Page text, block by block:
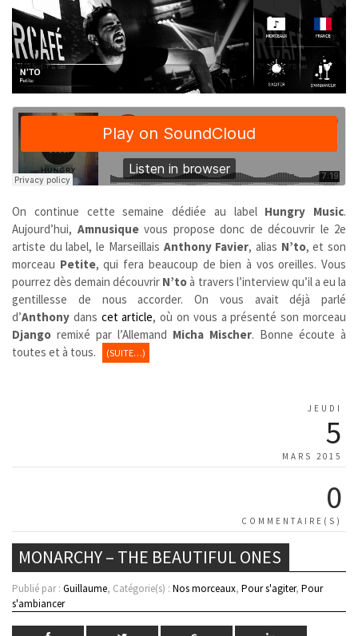
On continue cette semaine dédiée au label Hungry Music.
Aujourd’hui, Amnusiquevous propose donc de découvrir le 2e
artiste du label, le Marseillais Anthony Favier, alias N’to, et son
morceau Petite, qui fera beaucoup de bien à vos oreilles. Vous
pourrez dès demain découvrir N’toà travers l’interview qu’il a eu la
gentillesse de nous accorder. On vous avait déjà parlé
d’Anthony dans cet article, où on vous a présenté son morceau
Django remixé par l’Allemand Micha Mischer. Bonne écoute à
toutes et à tous.
(SUITE…)
JEUDI
5
MARS 2015
0
COMMENTAIRE(S)
MONARCHY – THE BEAUTIFUL ONES
Publié par : Guillaume, Catégorie(s) : Nos morceaux, Pour s'agiter, Pour
s'ambiancer